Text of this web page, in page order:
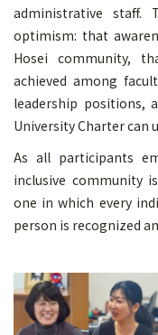
administrative staff.
optimism: that
Hosei community,
achieved among
leadership positions,
University Charter can
As all participants
inclusive community
one in which every
person is recognized